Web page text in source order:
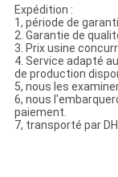
Expédition :
1, période de
2. Garantie de
3. Prix usine
4. Service adapté
de production
5, nous les
6, nous
paiement.
7, transporté par